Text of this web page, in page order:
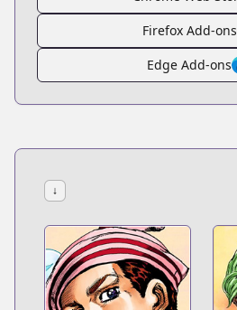
Firefox Add-ons
Edge Add-ons
↓